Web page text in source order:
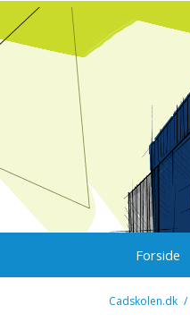
Forside
Cadskolen.dk